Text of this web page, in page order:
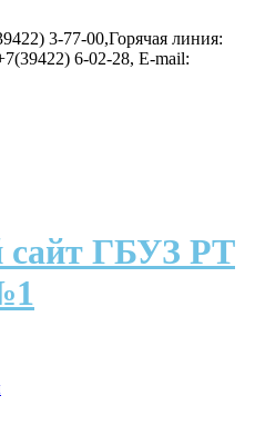
3-77-00,Горячая линия:
6-02-28, E-mail:
ГБУЗ РТ